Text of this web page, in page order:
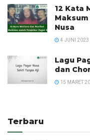
12 Kata
Nusa
4 JUNI 2023
Lagu
dan
15 MARET
Terbaru